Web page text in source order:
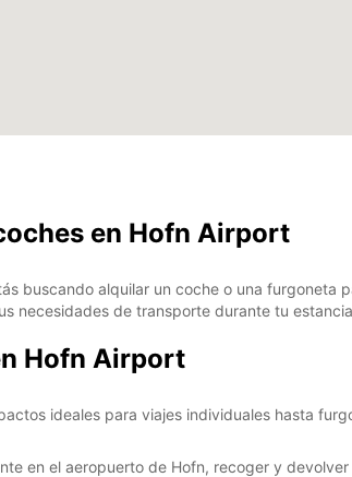
en Hofn Airport
buscando alquilar un coche o una
necesidades de transporte durante tu
Hofn Airport
ideales para viajes individuales hasta
en el aeropuerto de Hofn, recoger y